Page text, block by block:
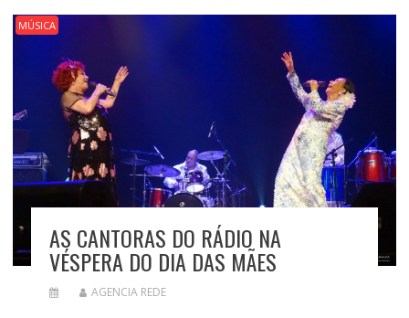
MÚSICA
AS CANTORAS DO RÁDIO NA
VÉSPERA DO DIA DAS MÃES
AGENCIA REDE